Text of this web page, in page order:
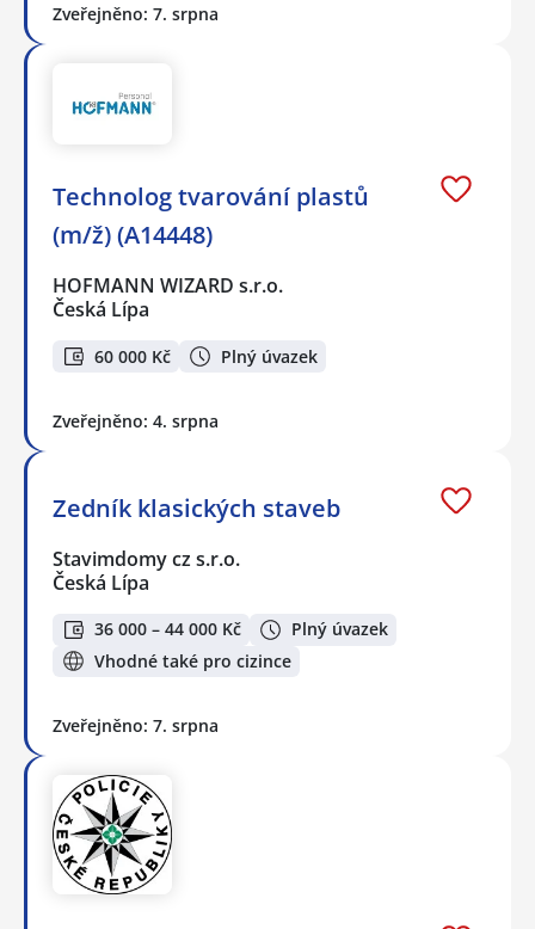
Zveřejněno: 7. srpna
Technolog tvarování plastů
(m/ž) (A14448)
HOFMANN WIZARD s.r.o.
Česká Lípa
60 000 Kč Plný úvazek
Zveřejněno: 4. srpna
Zedník klasických staveb
Stavimdomy cz s.r.o.
Česká Lípa
36 000 – 44 000 Kč
Plný úvazek
Vhodné také pro cizince
Zveřejněno: 7. srpna